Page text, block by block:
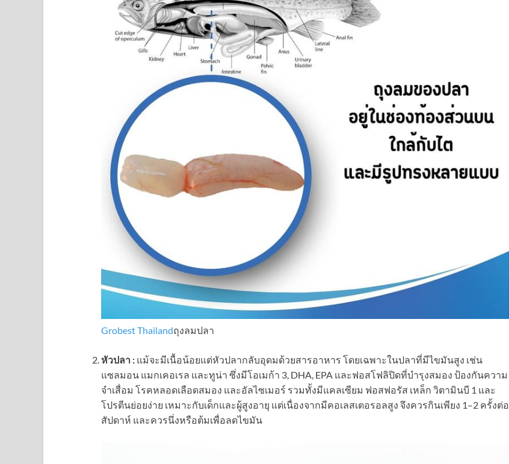
Grobest Thailandถุงลมปลา
หัวปลา : แม้จะมีเนื้อน้อยแต่หัวปลากลับอุดมด้วยสารอาหาร โดยเฉพาะในปลาที่มีไขมันสูง เช่น
แซลมอน แมกเคอเรล และทูน่า ซึ่งมีโอเมก้า 3, DHA, EPA และฟอสโฟลิปิดที่บำรุงสมอง ป้องกันความ
จำเสื่อม โรคหลอดเลือดสมอง และอัลไซเมอร์ รวมทั้งมีแคลเซียม ฟอสฟอรัส เหล็ก วิตามินบี 1 และ
โปรตีนย่อยง่าย เหมาะกับเด็กและผู้สูงอายุ แต่เนื่องจากมีคอเลสเตอรอลสูง จึงควรกินเพียง 1–2 ครั้งต่อ
สัปดาห์ และควรนึ่งหรือต้มเพื่อลดไขมัน